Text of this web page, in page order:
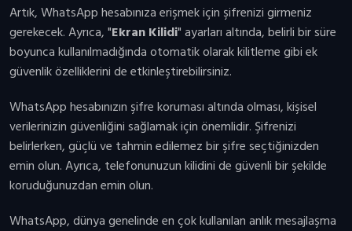
Artık, WhatsApp hesabınıza erişmek için şifrenizi girmeniz
gerekecek. Ayrıca, "Ekran Kilidi" ayarları altında, belirli bir süre
boyunca kullanılmadığında otomatik olarak kilitleme gibi ek
güvenlik özelliklerini de etkinleştirebilirsiniz.
WhatsApp hesabınızın şifre koruması altında olması, kişisel
verilerinizin güvenliğini sağlamak için önemlidir. Şifrenizi
belirlerken, güçlü ve tahmin edilemez bir şifre seçtiğinizden
emin olun. Ayrıca, telefonunuzun kilidini de güvenli bir şekilde
koruduğunuzdan emin olun.
WhatsApp, dünya genelinde en çok kullanılan anlık mesajlaşma